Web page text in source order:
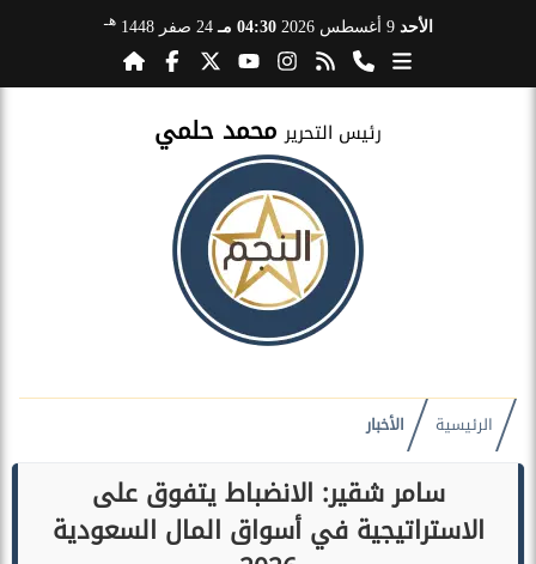
الأحد 9 أغسطس 2026 04:30 مـ 24 صفر 1448 هـ
رئيس التحرير محمد حلمي
الرئيسية الأخبار
سامر شقير: الانضباط يتفوق على
الاستراتيجية في أسواق المال السعودية